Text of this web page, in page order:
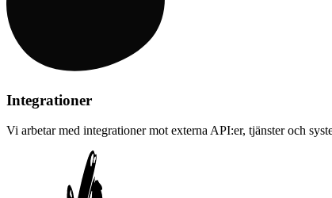
Integrationer
Vi arbetar med integrationer mot externa API:er, tjänster och